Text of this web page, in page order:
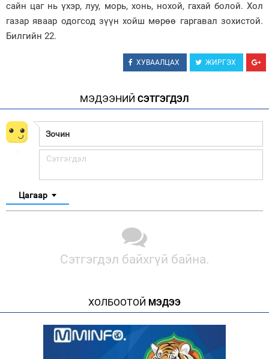
сайн цаг нь үхэр, луу, морь, хонь, нохой, гахай болой. Хол
газар яваар одогсод зүүн хойш мөрөө гаргавал зохистой.
Билгийн 22.
ХУВААЛЦАХ ЖИРГЭХ
МЭДЭЭНИЙ СЭТГЭГДЭЛ
Цагаар
Сэтгэгдэл байхгүй байна.
ХОЛБООТОЙ МЭДЭЭ